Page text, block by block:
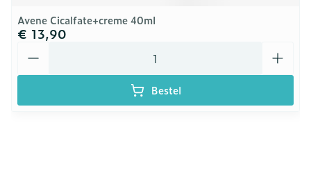
Avene Cicalfate+creme 40ml
€ 13,90
Bestel